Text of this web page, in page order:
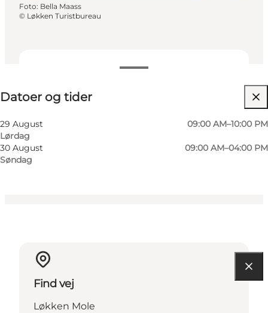
Datoer og tider
29 August
Lørdag
09:00 AM–10:00 PM
30 August
Søndag
09:00 AM–04:00 PM
Gratis
Hunde tilladt
Børn, Venner, Mig selv, Min partner
Foto: Bella Maass
© Løkken Turistbureau
Find vej
Løkken Mole